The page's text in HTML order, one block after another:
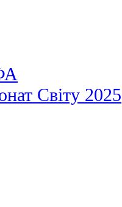
Світу 2025